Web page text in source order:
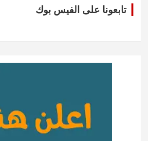
تابعونا على الفيس بوك